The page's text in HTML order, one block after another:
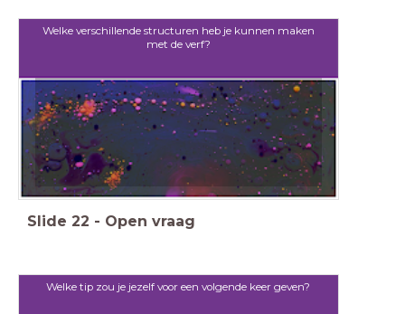
Welke verschillende structuren heb je kunnen maken
met de verf?
Slide 22 - Open vraag
Welke tip zou je jezelf voor een volgende keer geven?